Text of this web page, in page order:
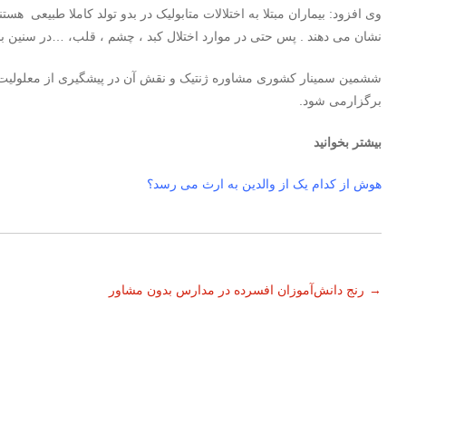
وی افزود: بیماران مبتلا به اختلالات متابولیک در بدو تولد کاملا
نشان می دهند . پس حتی در موارد اختلال کبد ، چشم ، قلب، …در سنین
برگزارمی شود.
بیشتر بخوانید
هوش از کدام یک از والدین به ارث می رسد؟
ناوبری
رنج دانش‌آموزان افسرده در مدارس بدون مشاور →